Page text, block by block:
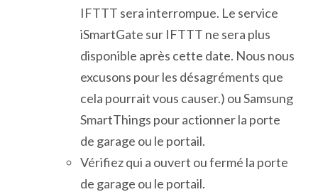
IFTTT sera interrompue. Le service
iSmartGate sur IFTTT ne sera plus
disponible après cette date. Nous nous
excusons pour les désagréments que
cela pourrait vous causer.) ou Samsung
SmartThings pour actionner la porte
de garage ou le portail.
Vérifiez qui a ouvert ou fermé la porte
de garage ou le portail.